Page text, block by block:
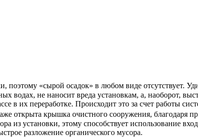
поэтому «сырой осадок» в любом виде отсутствует.
водах, не наносит вреда установкам, а, наоборот,
в их переработке. Происходит это за счет работы
открыта крышка очистного сооружения, благодаря
из установки, этому способствует использование
разложение органического мусора.